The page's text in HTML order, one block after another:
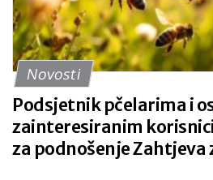
Novosti
Podsjetnik pčelarima i
zainteresiranim
za podnošenje Zahtjeva